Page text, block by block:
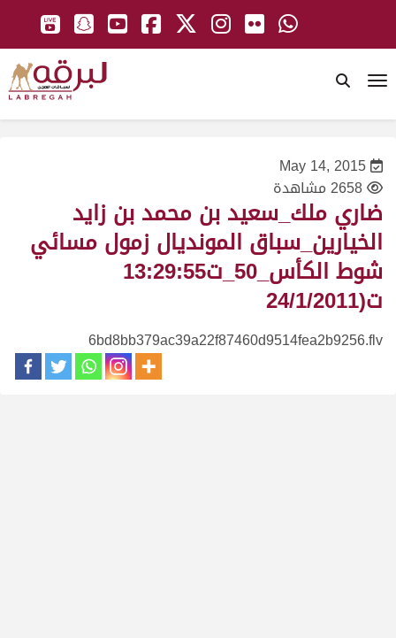
May 14, 2015
2658 مشاهدة
ضاري ملك_سعيد بن محمد بن زايد
الخيارين_سباق المونديال زمول مسائي
شوط الكأس_50_ت13:29:55
ت(24/1/2011
6bd8bb379ac39a22f87460d9514fea2b9256.flv